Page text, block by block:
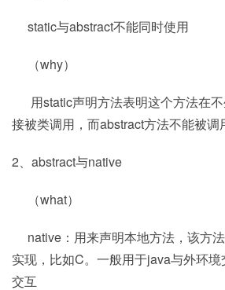
static与abstract不能同时使用
（why）
用static声明方法表明这个方法在
接被类调用，而abstract方法不能被调
2、abstract与native
（what）
native：用来声明本地方法，该方
实现，比如C。一般用于java与外环
交互